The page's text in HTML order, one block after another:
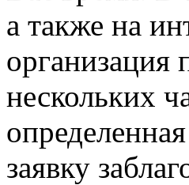
а также на
организация
нескольких
заявку